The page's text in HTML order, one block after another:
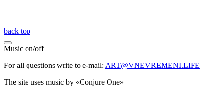
back top
Music on/off
For all questions write to e-mail: ART@VNEVREMENI.LIFE
The site uses music by «Conjure One»